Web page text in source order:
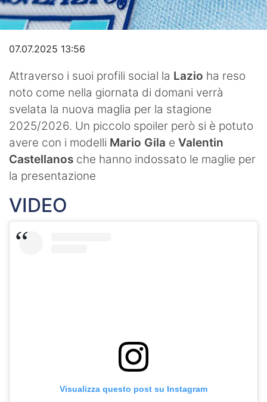
07.07.2025 13:56
Attraverso i suoi profili social la Lazio ha reso
noto come nella giornata di domani verrà
svelata la nuova maglia per la stagione
2025/2026. Un piccolo spoiler però si è potuto
avere con i modelli Mario Gila e Valentin
Castellanos che hanno indossato le maglie per
la presentazione
VIDEO
Visualizza questo post su Instagram